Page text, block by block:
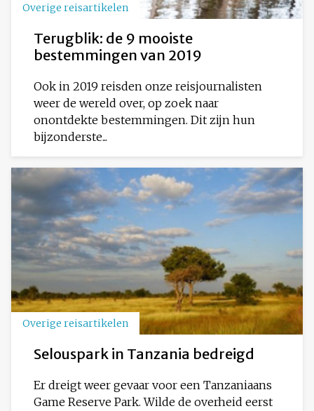
Overige reisartikelen
Terugblik: de 9 mooiste
bestemmingen van 2019
Ook in 2019 reisden onze reisjournalisten
weer de wereld over, op zoek naar
onontdekte bestemmingen. Dit zijn hun
bijzonderste...
Overige reisartikelen
Selouspark in Tanzania bedreigd
Er dreigt weer gevaar voor een Tanzaniaans
Game Reserve Park. Wilde de overheid eerst